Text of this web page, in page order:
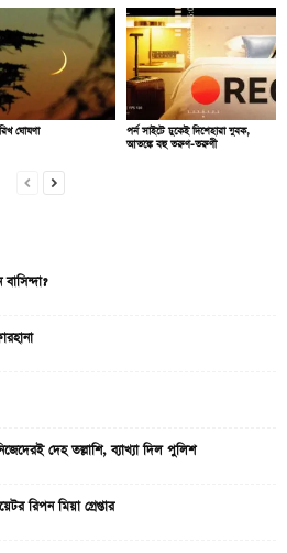
ঘোষণা
পর্ন সাইটে ঢুকেই দিশেহারা যুবক,
আতঙ্কে বহু তরুণ-তরুণী
দেহ তল্লাশি, ব্যাখ্যা দিল পুলিশ
রিপন মিয়া গ্রেপ্তার